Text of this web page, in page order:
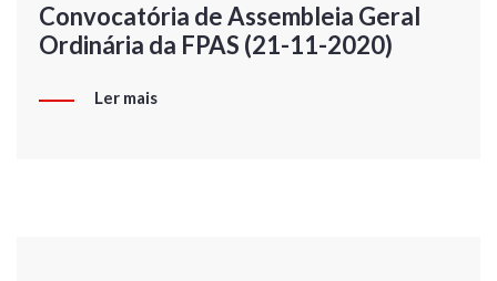
Convocatória de Assembleia Geral
Ordinária da FPAS (21-11-2020)
Ler mais